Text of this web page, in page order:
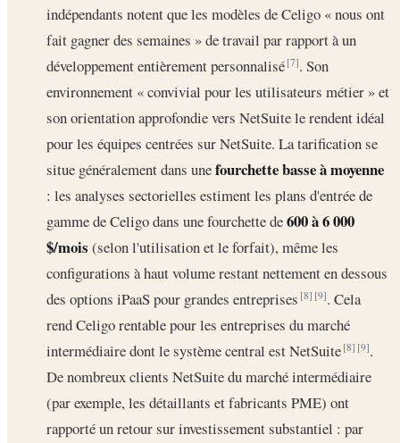
indépendants notent que les modèles de Celigo « nous ont
fait gagner des semaines » de travail par rapport à un
développement entièrement personnalisé[7]. Son
environnement « convivial pour les utilisateurs métier » et
son orientation approfondie vers NetSuite le rendent idéal
pour les équipes centrées sur NetSuite. La tarification se
situe généralement dans unefourchette basse à moyenne
: les analyses sectorielles estiment les plans d'entrée de
gamme de Celigo dans une fourchette de600 à 6 000
$/mois (selon l'utilisation et le forfait), même les
configurations à haut volume restant nettement en dessous
des options iPaaS pour grandes entreprises[8] [9]. Cela
rend Celigo rentable pour les entreprises du marché
intermédiaire dont le système central est NetSuite[8] [9].
De nombreux clients NetSuite du marché intermédiaire
(par exemple, les détaillants et fabricants PME) ont
rapporté un retour sur investissement substantiel : par